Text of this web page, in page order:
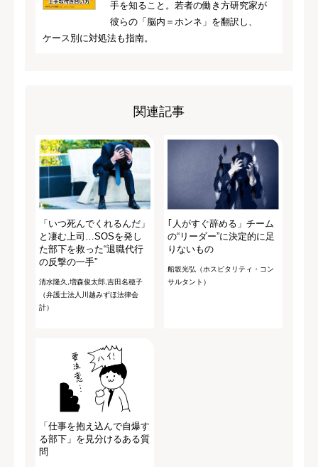
手を知ること。若者の働き方研究家が
彼らの「脳内＝ホンネ」を翻訳し、
ケース別に対処法も指南。
関連記事
「いつ死んでくれるんだ」
と凄む上司…SOSを発し
た部下を救った“退職代行
の反撃の一手”
清水隆久,増森俊太郎,吉田名穂子
（弁護士法人川越みずほ法律会
計）
｢人がすぐ辞める」チーム
の“リーダー”に決定的に足
りないもの
船坂光弘（ホスピタリティ・コン
サルタント）
「仕事を抱え込んで自爆す
る部下」を見分けるある質
問